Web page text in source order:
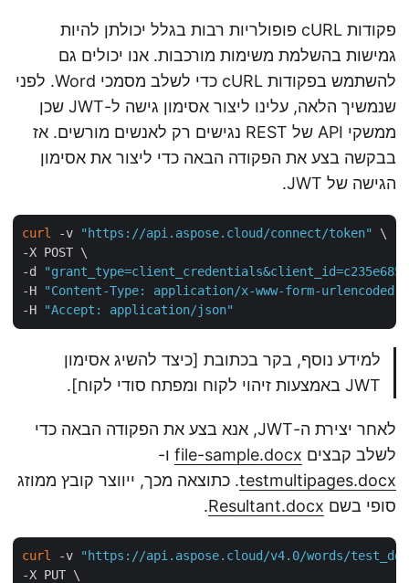
פקודות cURL פופולריות רבות בגלל יכולתן להיות
גמישות בהשלמת משימות מורכבות. אנו יכולים גם
להשתמש בפקודות cURL כדי לשלב מסמכי Word. לפני
שנמשיך הלאה, עלינו ליצור אסימון גישה ל-JWT שכן
ממשקי API של REST נגישים רק לאנשים מורשים. אז
בבקשה בצע את הפקודה הבאה כדי ליצור את אסימון
הגישה של JWT.
curl -v "https://api.aspose.cloud/connect/token" \
-X POST \
-d
-H "Content-Type: application/x-www-form-
-H "Accept: application/json"
למידע נוסף, בקר בכתובת [כיצד להשיג אסימון
JWT באמצעות זיהוי לקוח ומפתח סודי לקוח].
לאחר יצירת ה-JWT, אנא בצע את הפקודה הבאה כדי
לשלב קבציםfile-sample.docxו-
testmultipages.docx. כתוצאה מכך, ייווצר קובץ ממוזג
סופי בשםResultant.docx
.
curl -v "https://api.aspose.cloud/v4.0/words/
-X PUT \